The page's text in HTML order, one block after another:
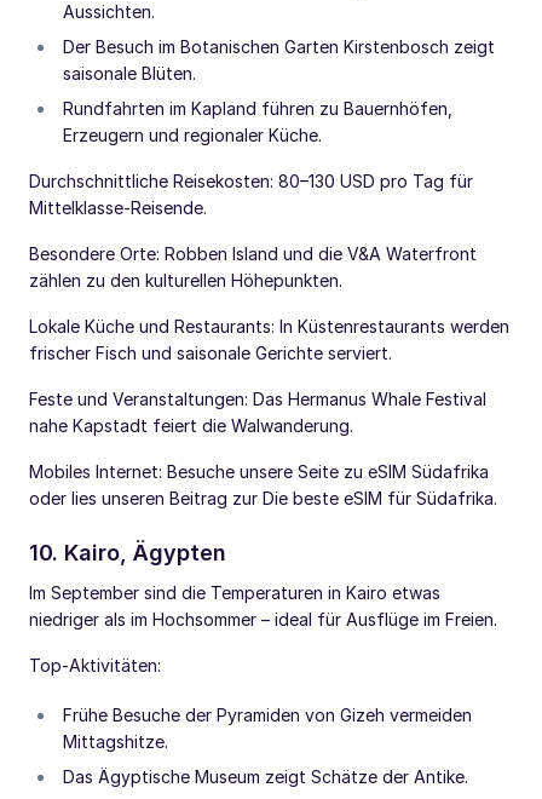
Aussichten.
Der Besuch im Botanischen Garten Kirstenbosch zeigt
saisonale Blüten.
Rundfahrten im Kapland führen zu Bauernhöfen,
Erzeugern und regionaler Küche.
Durchschnittliche Reisekosten: 80–130 USD pro Tag für
Mittelklasse-Reisende.
Besondere Orte: Robben Island und die V&A Waterfront
zählen zu den kulturellen Höhepunkten.
Lokale Küche und Restaurants: In Küstenrestaurants werden
frischer Fisch und saisonale Gerichte serviert.
Feste und Veranstaltungen: Das Hermanus Whale Festival
nahe Kapstadt feiert die Walwanderung.
Mobiles Internet: Besuche unsere Seite zu eSIM Südafrika
oder lies unseren Beitrag zur Die beste eSIM für Südafrika.
10. Kairo, Ägypten
Im September sind die Temperaturen in Kairo etwas
niedriger als im Hochsommer – ideal für Ausflüge im Freien.
Top-Aktivitäten:
Frühe Besuche der Pyramiden von Gizeh vermeiden
Mittagshitze.
Das Ägyptische Museum zeigt Schätze der Antike.